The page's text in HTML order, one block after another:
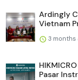
Ardingly
Vietnam
3 months
Pasar